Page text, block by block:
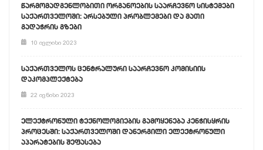
წარმომადგენლობითი ორგანოების საარჩევნო სისტემები
საქართველოში: არსებული პრობლემები და მათი
გადაჭრის გზები
10 ივლისი 2023
საქართველოს ცენტრალური საარჩევნო კომისიის
დაკომპლექტება
22 ივნისი 2023
ელექტრონული ტექნოლოგიების გამოყენება კენჭისყრის
პროცესში: საქართველოში დანერგილი ელექტრონული
აპარატების შეფასება